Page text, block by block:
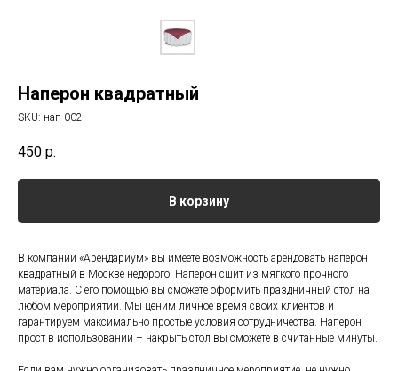
Наперон квадратный
SKU: нап 002
450 р.
В корзину
В компании «Арендариум» вы имеете возможность арендовать наперон
квадратный в Москве недорого. Наперон сшит из мягкого прочного
материала. С его помощью вы сможете оформить праздничный стол на
любом мероприятии. Мы ценим личное время своих клиентов и
гарантируем максимально простые условия сотрудничества. Наперон
прост в использовании – накрыть стол вы сможете в считанные минуты.